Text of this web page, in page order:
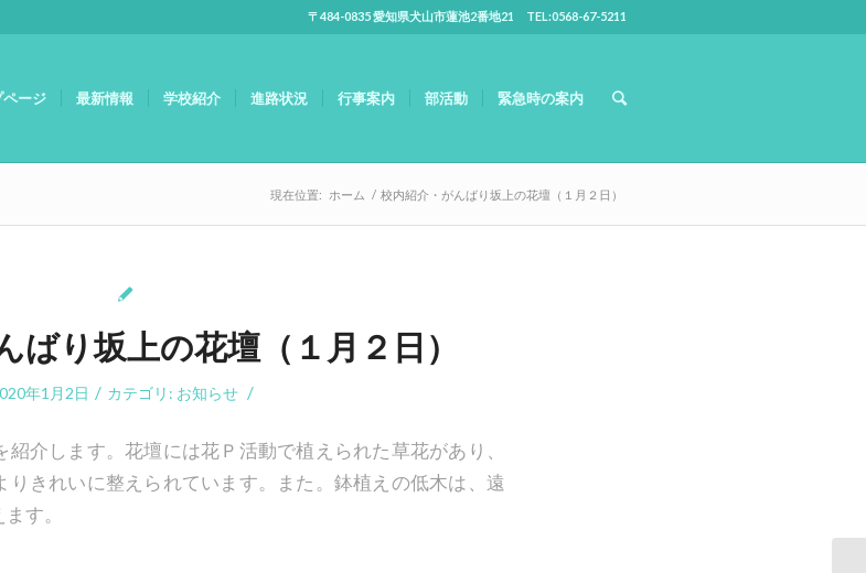
〒484-0835 愛知県犬山市蓮池2番地21 TEL:0568-67-5211
ページ 最新情報 学校紹介 進路状況 行事案内 部活動 緊急時の案内
現在位置: ホーム / 校内紹介・がんばり坂上の花壇（１月２日）
ばり坂上の花壇（１月２日）
年1月2日 / カテゴリ: お知らせ /
介します。花壇には花Ｐ活動で植えられた草花があり、
りきれいに整えられています。また。鉢植えの低木は、遠
す。